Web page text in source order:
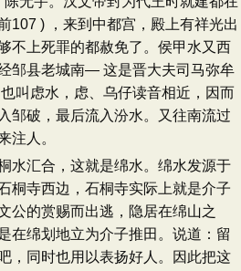
107 ) ，来到中都宫，殿上有祥光出
不上死罪的都赦免了。侯甲水又西
邹县老城南― 这是晋大夫司马弥牟
叫虑水，虑、乌仔读音相近，因而
邹破，最后流入汾水。又往南流过
注人。
汇合，这就是绵水。绵水发源于
桐寺西边，石桐寺实际上就是介子
公的赏赐而出逃，隐居在绵山之
在绵划地立为介子推田。说道：留
，同时也用以表扬好人。因此把这